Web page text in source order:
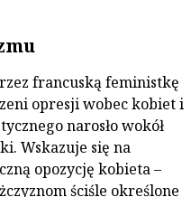
francuską feministkę
opresji wobec kobiet i
narosło wokół
Wskazuje się na
opozycję kobieta –
ściśle określone